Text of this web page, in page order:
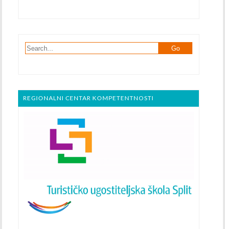
REGIONALNI CENTAR KOMPETENTNOSTI